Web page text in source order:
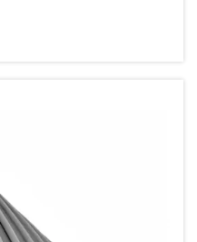
Termal dalam
berlilit tembaga
memiliki